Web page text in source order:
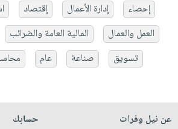
إحصاء إدارة الأعمال إقتصاد
العمل والعمال
المالية العامة والضرائب
تسويق
صناعة عام
عن نيل وفرات
حسابك